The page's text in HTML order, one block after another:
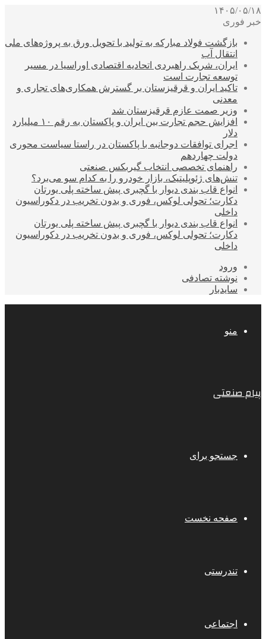
۱۴۰۵/۰۵/۱۸
خبر فوری
بازگشت فولاد مبارکه به تولید با تحویل ورق به پروژه‌های ملی
انتقال آب
ایران، شریک راهبردی اتحادیه اقتصادی اوراسیا در مسیر
توسعه تجارت است
تاکید ایران و قرقیزستان بر گسترش همکاری‌های تجاری و
معدنی
وزیر صمت عازم قرقیزستان شد
افزایش حجم تجارت بین ایران و پاکستان به رقم ۱۰ میلیارد
دلار
اجرای توافقات دوجانبه با پاکستان در راستا سیاست محوری
دولت چهاردهم
راهنمای تخصصی انتخاب گیربکس صنعتی
تنش‌های ژئوپلیتیک، بازار خودرو را به کدام سو می‌برد؟
انواع قاب بندی دیوار با گچبری پیش ساخته پلی یورتان
دکارت؛ تحولی لوکس، فوری و بدون تخریب در دکوراسیون
داخلی
انواع قاب بندی دیوار با گچبری پیش ساخته پلی یورتان
دکارت؛ تحولی لوکس، فوری و بدون تخریب در دکوراسیون
داخلی
ورود
نوشته تصادفی
سایدبار
منو
پیام صنعتی
جستجو برای
صفحه نخست
تندرستی
اجتماعی